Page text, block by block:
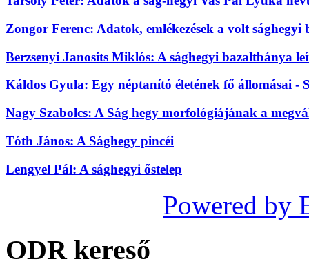
Zongor Ferenc: Adatok, emlékezések a volt
Berzsenyi Janosits Miklós: A sághegyi bazaltbánya
Káldos Gyula: Egy néptanító életének fő állomásai -
Nagy Szabolcs: A Ság hegy morfológiájának a
Tóth János: A Sághegy pincéi
Lengyel Pál: A sághegyi őstelep
Powered by
ODR kereső